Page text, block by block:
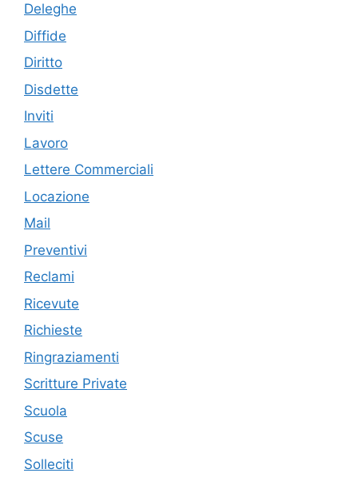
Deleghe
Diffide
Diritto
Disdette
Inviti
Lavoro
Lettere Commerciali
Locazione
Mail
Preventivi
Reclami
Ricevute
Richieste
Ringraziamenti
Scritture Private
Scuola
Scuse
Solleciti